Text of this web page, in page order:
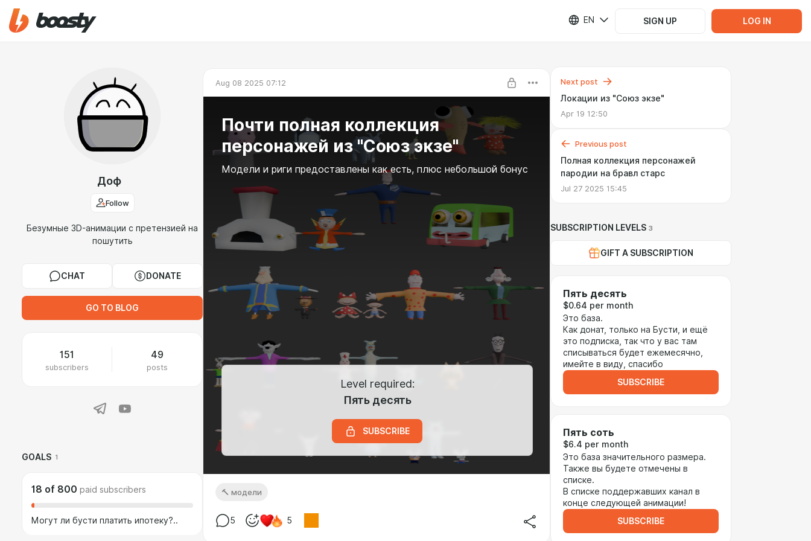
EN SIGN UP LOG IN
Доф
Follow
Безумные 3D-анимации с претензией на
пошутить
CHAT DONATE
GO TO BLOG
151
subscribers
49
posts
GOALS 1
18 of 800 paid subscribers
Могут ли бусти платить ипотеку?..
Aug 08 2025 07:12
Почти полная коллекция
персонажей из "Союз экзе"
Модели и риги предоставлены как есть, плюс небольшой бонус
Level required:
Пять десять
SUBSCRIBE
🔨 модели
5 5
Next post
Локации из "Союз экзе"
Apr 19 12:50
Previous post
Полная коллекция персонажей
пародии на бравл старс
Jul 27 2025 15:45
SUBSCRIPTION LEVELS 3
GIFT A SUBSCRIPTION
Пять десять
$0.64 per month
Это база.
Как донат, только на Бусти, и ещё
это подписка, так что у вас там
списываться будет ежемесячно,
имейте в виду, спасибо
SUBSCRIBE
Пять соть
$6.4 per month
Это база значительного размера.
Также вы будете отмечены в
списке.
В списке поддержавших канал в
конце следующей анимации!
SUBSCRIBE